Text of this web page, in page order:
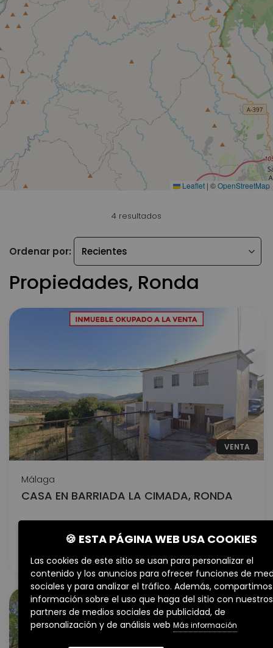
Leaflet | ©OpenStreetMap
4 resultados
Ordenar por:
Propiedades, Ronda
VENTA
Málaga
CASA EN BARRIADA LA CIMADA, RONDA
2 baños
🍪 ESTA PÁGINA WEB USA COOKIES
Las cookies de este sitio se usan para personalizar el
contenido y los anuncios para ofrecer funciones de
sociales y para analizar el tráfico. Además, compartimos
información sobre el uso que haga del sitio con nuestros
partners de medios sociales de publicidad, de
personalización y de análisis web Más información